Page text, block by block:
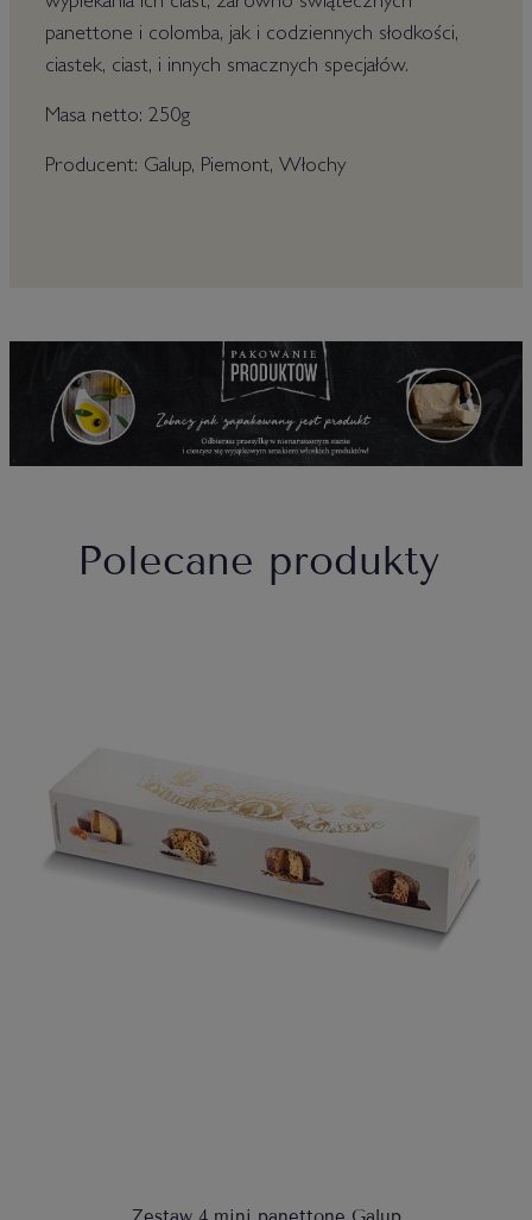
panettone i colomba, jak i codziennych słodkości,
ciastek, ciast, i innych smacznych specjałów.
Masa netto: 250g
Producent: Galup, Piemont, Włochy
Polecane produkty